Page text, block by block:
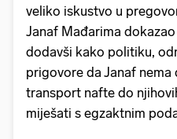
veliko iskustvo u
Janaf Mađarima
dodavši kako politiku,
prigovore da Janaf
transport nafte do
miješati s egzaktnim